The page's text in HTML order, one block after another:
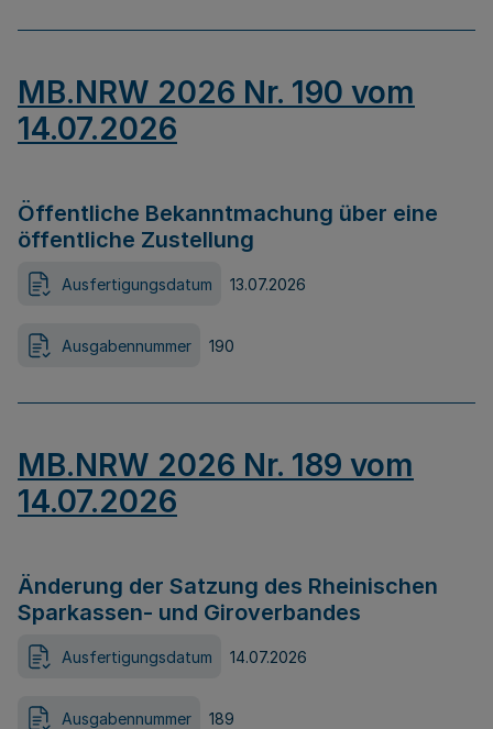
MB.NRW 2026 Nr. 190 vom
14.07.2026
Öffentliche Bekanntmachung über eine
öffentliche Zustellung
Ausfertigungsdatum 13.07.2026
Ausgabennummer 190
MB.NRW 2026 Nr. 189 vom
14.07.2026
Änderung der Satzung des Rheinischen
Sparkassen- und Giroverbandes
Ausfertigungsdatum 14.07.2026
Ausgabennummer 189